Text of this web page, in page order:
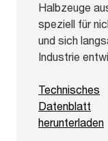
Halbzeuge
speziell für
und sich
Industrie
Technisches
Datenblatt
herunterladen